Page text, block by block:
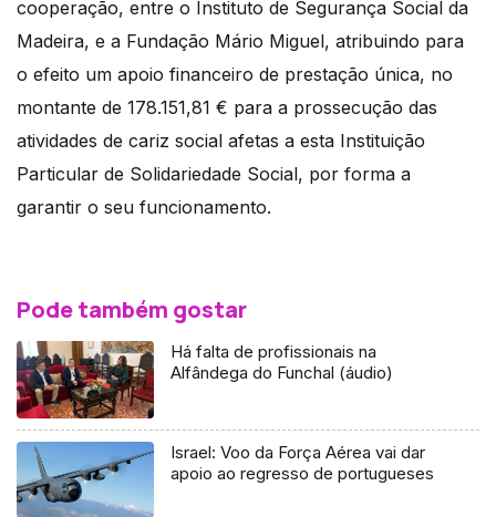
cooperação, entre o Instituto de Segurança Social da
Madeira, e a Fundação Mário Miguel, atribuindo para
o efeito um apoio financeiro de prestação única, no
montante de 178.151,81 € para a prossecução das
atividades de cariz social afetas a esta Instituição
Particular de Solidariedade Social, por forma a
garantir o seu funcionamento.
Pode também gostar
Há falta de profissionais na
Alfândega do Funchal (áudio)
Israel: Voo da Força Aérea vai dar
apoio ao regresso de portugueses